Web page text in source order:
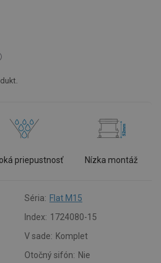
priepustnosť Nízka montáž
Séria: Flat M15
Index: 1724080-15
V sade: Komplet
Otočný sifón: Nie